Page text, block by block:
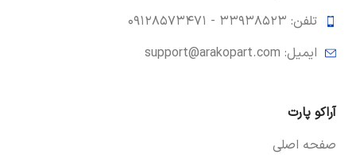
تلفن: ۳۳۹۳۸۵۲۳ -
۰۹۱۲۸۵۷۳۴۷۱
ایمیل: support@arakopart.com
آراکو پارت
صفحه اصلی